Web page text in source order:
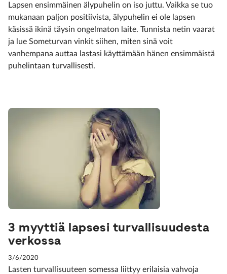
Lapsen ensimmäinen älypuhelin on iso juttu. Vaikka se tuo
mukanaan paljon positiivista, älypuhelin ei ole lapsen
käsissä ikinä täysin ongelmaton laite. Tunnista netin vaarat
ja lue Someturvan vinkit siihen, miten sinä voit
vanhempana auttaa lastasi käyttämään hänen ensimmäistä
puhelintaan turvallisesti.
3 myyttiä lapsesi turvallisuudesta
verkossa
3/6/2020
Lasten turvallisuuteen somessa liittyy erilaisia vahvoja